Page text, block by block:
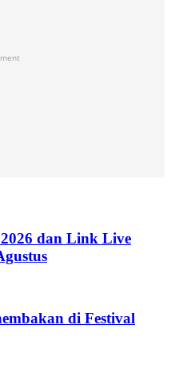
dan Link Live
di Festival